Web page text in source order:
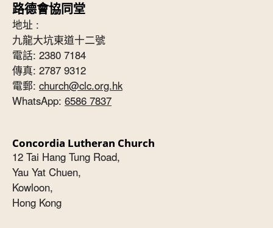
路德會協同堂
地址 :
九龍大坑東道十二號
電話: 2380 7184
傳真: 2787 9312
電郵: church@clc.org.hk
WhatsApp: 6586 7837
Concordia Lutheran Church
12 Tai Hang Tung Road,
Yau Yat Chuen,
Kowloon,
Hong Kong